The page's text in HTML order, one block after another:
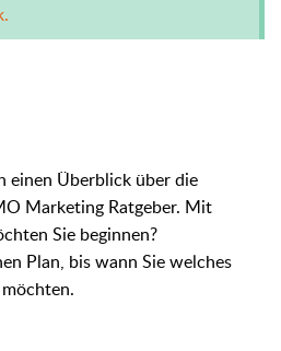
einen Überblick über die
Marketing Ratgeber. Mit
Sie beginnen?
Plan, bis wann Sie welches